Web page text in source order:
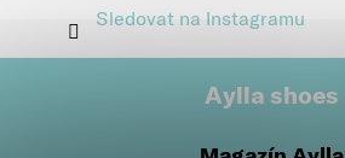
Sledovat na Instagramu
Aylla shoes